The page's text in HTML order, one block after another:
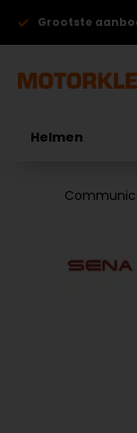
Grootste
Helmen